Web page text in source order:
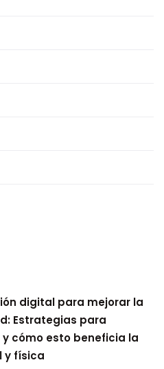
digital para mejorar la
Estrategias para
cómo esto beneficia la
y física